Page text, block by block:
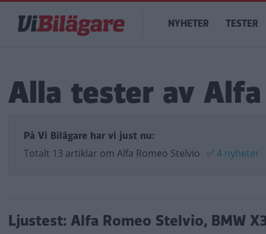
huvudinnehåll
Main
navigation
NYHETER TESTER
Alla tester av
På Vi Bilägare har vi just nu:
Totalt 13 artiklar om Alfa Romeo Stelvio ✅4 nyheter
Ljustest: Alfa Romeo Stelvio, BMW